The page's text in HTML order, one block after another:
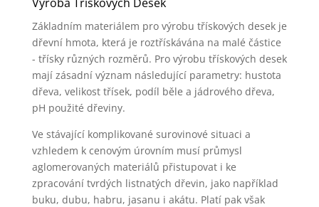
Základním materiálem pro výrobu třískových desek je
dřevní hmota, která je roztřískávána na malé částice
- třísky různých rozměrů. Pro výrobu třískových desek
mají zásadní význam následující parametry: hustota
dřeva, velikost třísek, podíl běle a jádrového dřeva,
pH použité dřeviny.
Ve stávající komplikované surovinové situaci a
vzhledem k cenovým úrovním musí průmysl
aglomerovaných materiálů přistupovat i ke
zpracování tvrdých listnatých dřevin, jako například
buku, dubu, habru, jasanu i akátu. Platí pak však